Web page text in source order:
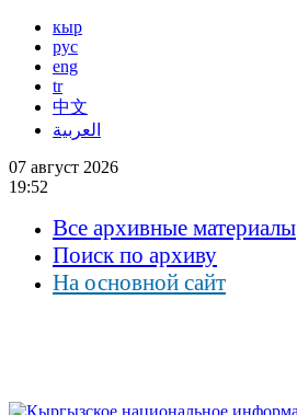
кыр
рус
eng
tr
中文
العربية
07 август 2026
19:52
Все архивные материалы
Поиск по архиву
На основной сайт